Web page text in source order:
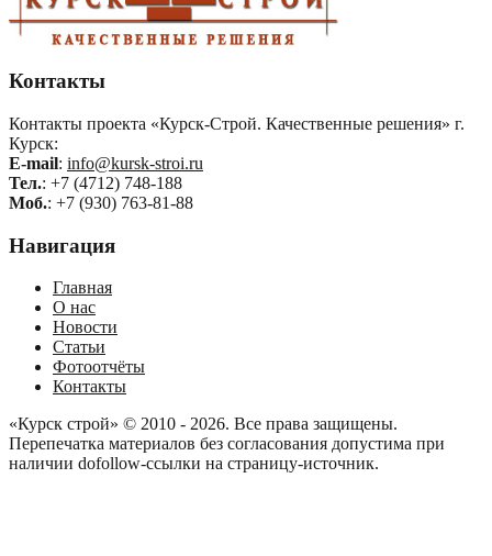
Контакты
Контакты проекта «Курск-Строй. Качественные решения» г.
Курск:
E-mail: info@kursk-stroi.ru
Тел.: +7 (4712) 748-188
Моб.: +7 (930) 763-81-88
Навигация
Главная
О нас
Новости
Статьи
Фотоотчёты
Контакты
«Курск строй» © 2010 - 2026. Все права защищены.
Перепечатка материалов без согласования допустима при
наличии dofollow-ссылки на страницу-источник.